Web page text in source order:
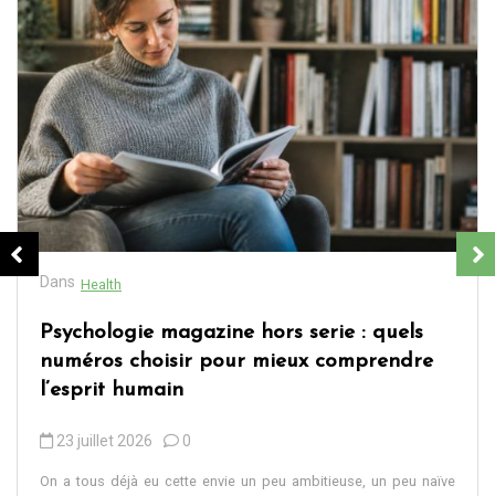
serie : quels
comprendre
un peu naïve
Magazine votre beauté :
suivre pour rayonner au
du matin et la to-do list qui s’allonge,